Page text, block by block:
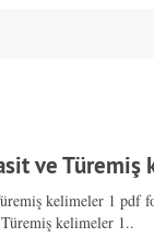
ve
kelimeler 1 pdf
kelimeler 1..